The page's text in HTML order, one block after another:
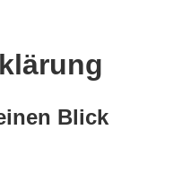
Blick